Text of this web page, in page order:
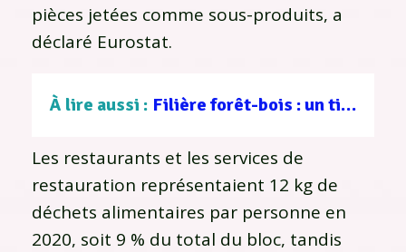
pièces jetées comme sous-produits, a
déclaré Eurostat.
À lire aussi : Filière forêt-bois : un tissu d’entreprises au service d’une gestion durable
Les restaurants et les services de
restauration représentaient 12 kg de
déchets alimentaires par personne en
2020, soit 9 % du total du bloc, tandis